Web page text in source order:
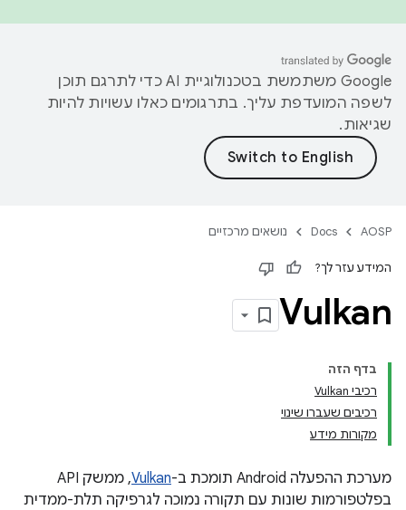
‫Google משתמשת בטכנולוגיית AI כדי לתרגם תוכן
לשפה המועדפת עליך. בתרגומים כאלו עשויות להיות
שגיאות.
AOSP
Docs נושאים מרכזיים
המידע עזר לך?
Vulkan
בדף הזה
רכיבי Vulkan
רכיבים שעברו שינוי
מקורות מידע
מערכת ההפעלה Android תומכת ב- Vulkan
, ממשק API
בפלטפורמות שונות עם תקורה נמוכה לגרפיקה תלת-ממדית